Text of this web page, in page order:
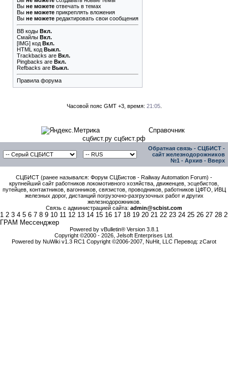
Вы не можете отвечать в темах
Вы не можете прикреплять вложения
Вы не можете редактировать свои сообщения
BB коды Вкл.
Смайлы Вкл.
[IMG] код Вкл.
HTML код Выкл.
Trackbacks are Вкл.
Pingbacks are Вкл.
Refbacks are Выкл.
Правила форума
Часовой пояс GMT +3, время: 21:05.
Справочник
сцбист.ру сцбист.рф
Обратная связь - СЦБИСТ -
сайт железнодорожников
№1 - Архив - Вверх
СЦБИСТ (ранее назывался: Форум СЦБистов - Railway Automation Forum) -
крупнейший сайт работников локомотивного хозяйства, движенцев, эсцебистов,
путейцев, контактников, вагонников, связистов, проводников, работников ЦФТО, ИВЦ
железных дорог, дистанций погрузочно-разгрузочных работ и других
железнодорожников.
Связь с администрацией сайта: admin@scbist.com
1 2 3 4 5 6 7 8 9 10 11 12 13 14 15 16 17 18 19 20 21 22 23 24 25 26 27 28
ГРАМ Мессенджер
Powered by vBulletin® Version 3.8.1
Copyright ©2000 - 2026, Jelsoft Enterprises Ltd.
Powered by NuWiki v1.3 RC1 Copyright ©2006-2007, NuHit, LLC Перевод: zCarot